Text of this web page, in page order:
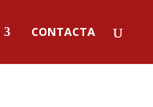
CONTACTA